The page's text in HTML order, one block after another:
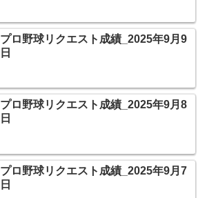
プロ野球リクエスト成績_2025年9月9
日
プロ野球リクエスト成績_2025年9月8
日
プロ野球リクエスト成績_2025年9月7
日